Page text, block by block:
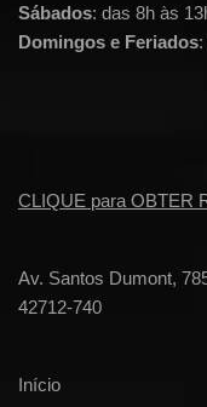
Sábados: das 8h às
Domingos e Feriados
CLIQUE para OBTER
Av. Santos Dumont,
42712-740
Início